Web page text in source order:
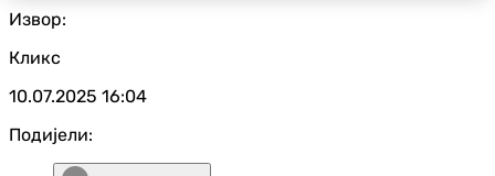
Извор:
Кликс
10.07.2025 16:04
Подијели: